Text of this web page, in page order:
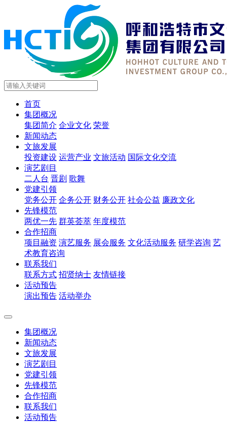
首页
集团概况
集团简介 企业文化 荣誉
新闻动态
文旅发展
投资建设 运营产业 文旅活动 国际文化交流
演艺剧目
二人台 晋剧 歌舞
党建引领
党务公开 企务公开 财务公开 社会公益 廉政文化
先锋模范
两优一先 群英荟萃 年度模范
合作招商
项目融资 演艺服务 展会服务 文化活动服务 研学咨询 艺
术教育咨询
联系我们
联系方式 招贤纳士 友情链接
活动预告
演出预告 活动举办
集团概况
新闻动态
文旅发展
演艺剧目
党建引领
先锋模范
合作招商
联系我们
活动预告